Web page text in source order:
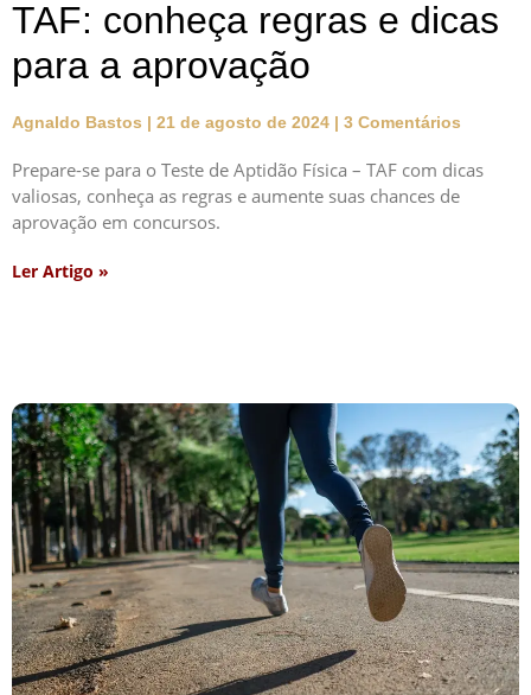
TAF: conheça regras e dicas
para a aprovação
Agnaldo Bastos 21 de agosto de 2024 3 Comentários
Prepare-se para o Teste de Aptidão Física – TAF com dicas
valiosas, conheça as regras e aumente suas chances de
aprovação em concursos.
Ler Artigo »